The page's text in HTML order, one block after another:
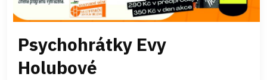
Psychohrátky Evy
Holubové